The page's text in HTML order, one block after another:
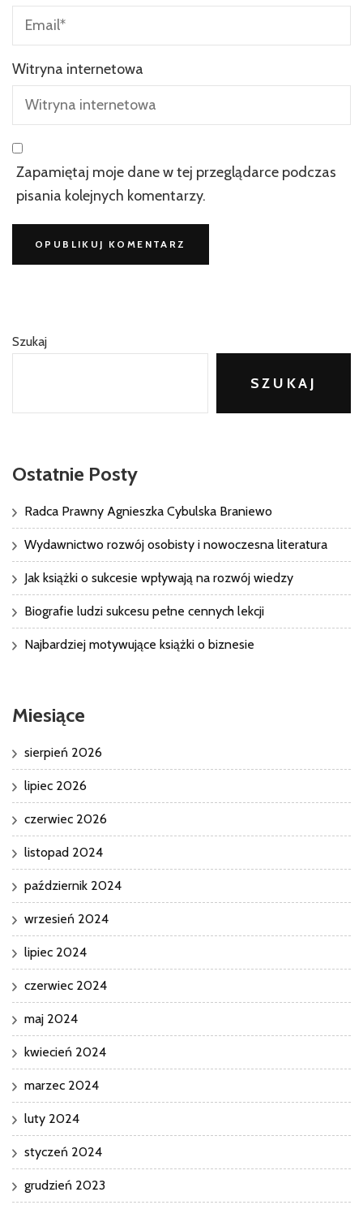
Witryna internetowa
Zapamiętaj moje dane w tej przeglądarce podczas
pisania kolejnych komentarzy.
Szukaj
SZUKAJ
Ostatnie Posty
Radca Prawny Agnieszka Cybulska Braniewo
Wydawnictwo rozwój osobisty i nowoczesna literatura
Jak książki o sukcesie wpływają na rozwój wiedzy
Biografie ludzi sukcesu pełne cennych lekcji
Najbardziej motywujące książki o biznesie
Miesiące
sierpień 2026
lipiec 2026
czerwiec 2026
listopad 2024
październik 2024
wrzesień 2024
lipiec 2024
czerwiec 2024
maj 2024
kwiecień 2024
marzec 2024
luty 2024
styczeń 2024
grudzień 2023